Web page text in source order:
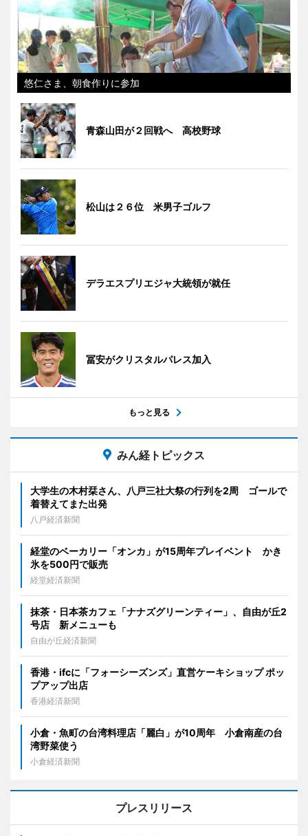
悠仁さま、朝食作りに参加
青森山田が２回戦へ 高校野球
松山は２６位 米男子ゴルフ
デラエスプリエジャ大統領が就任
冨安がクリスタルパレス加入
もっと見る
みん経トピックス
大学生の木村栞さん、八戸三社大祭の行列を2周 ゴールで
着替えてまた出発
八戸経済新聞
経堂のベーカリー「オンカ」が15周年プレイベント かき
氷を500円で販売
経堂経済新聞
抹茶・日本茶カフェ「ナナズグリーンティー」、自由が丘2
号店 新メニューも
自由が丘経済新聞
香港・ifcに「フォーシーズンズ」直営ケーキショップ ポッ
プアップ出店
香港経済新聞
小倉・魚町の台湾料理店「麗白」が10周年 小倉南産の台
湾野菜使う
小倉経済新聞
プレスリリース